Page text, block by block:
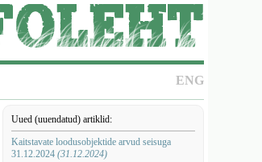
ENG
Uued (uuendatud) artiklid:
Kaitstavate loodusobjektide arvud seisuga
31.12.2024 (31.12.2024)